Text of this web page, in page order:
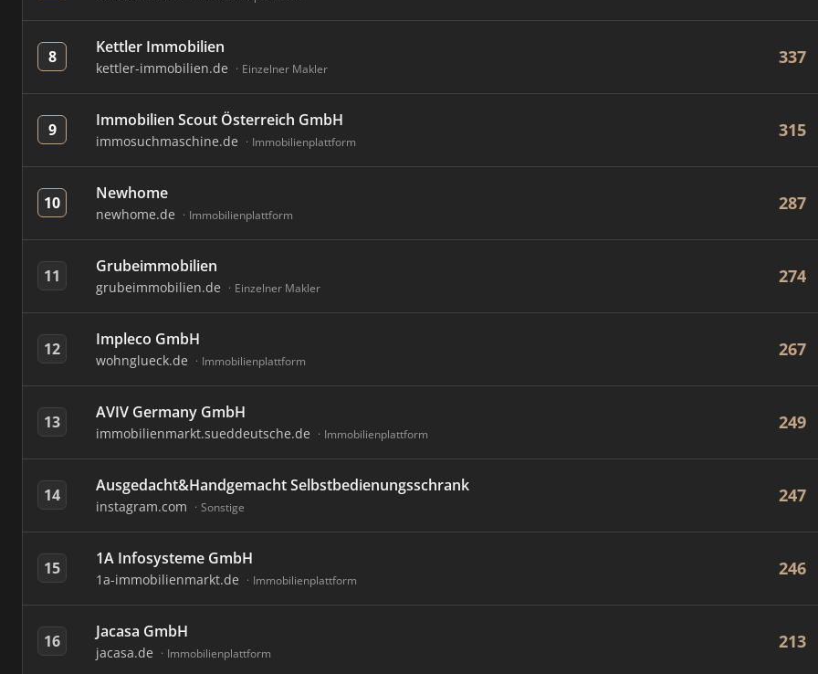
8 Kettler Immobilien
kettler-immobilien.de Einzelner Makler
337
9 Immobilien Scout Österreich GmbH
immosuchmaschine.de Immobilienplattform
315
10 Newhome
newhome.de Immobilienplattform
287
11 Grubeimmobilien
grubeimmobilien.de Einzelner Makler
274
12 Impleco GmbH
wohnglueck.de Immobilienplattform
267
13 AVIV Germany GmbH
immobilienmarkt.sueddeutsche.de Immobilienplattform
249
14 Ausgedacht&Handgemacht Selbstbedienungsschrank
instagram.com Sonstige
247
15 1A Infosysteme GmbH
1a-immobilienmarkt.de Immobilienplattform
246
16 Jacasa GmbH
jacasa.de Immobilienplattform
213